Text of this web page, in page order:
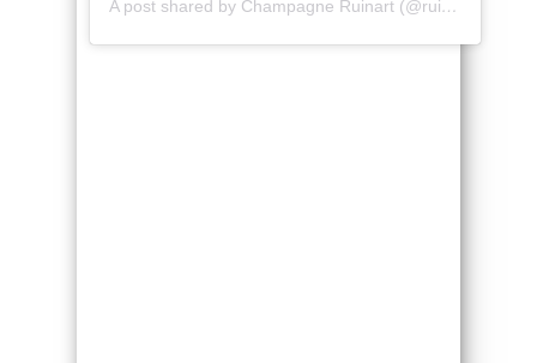
A post shared by Champagne Ruinart (@ruinart)